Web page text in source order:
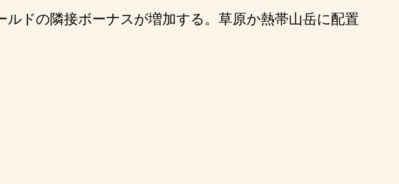
ドの隣接ボーナスが増加する。草原か熱帯山岳に配置